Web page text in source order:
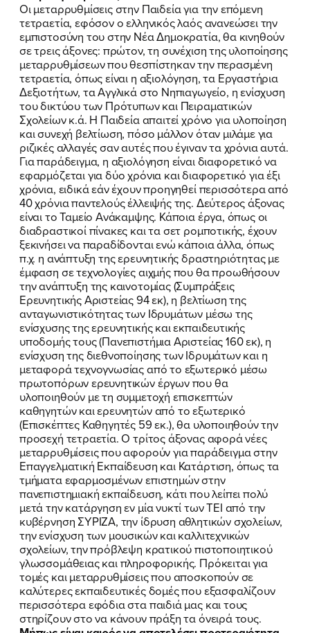
ΠΟΙΑ ΕΙΜΑΙ
ΕΡΓΟ
ΕΚΔΗΛΩΣΕΙΣ
ΝΕΑ
ΕΛΑ ΚΙ ΕΣΥ
FB IN TW YT LN VB TIKTOK
Οι μεταρρυθμίσεις στην Παιδεία για την επόμενη
τετραετία, εφόσον ο ελληνικός λαός ανανεώσει την
εμπιστοσύνη του στην Νέα Δημοκρατία, θα κινηθούν
σε τρεις άξονες: πρώτον, τη συνέχιση της υλοποίησης
μεταρρυθμίσεων που θεσπίστηκαν την περασμένη
τετραετία, όπως είναι η αξιολόγηση, τα Εργαστήρια
Δεξιοτήτων, τα Αγγλικά στο Νηπιαγωγείο, η ενίσχυση
του δικτύου των Πρότυπων και Πειραματικών
Σχολείων κ.ά. Η Παιδεία απαιτεί χρόνο για υλοποίηση
και συνεχή βελτίωση, πόσο μάλλον όταν μιλάμε για
ριζικές αλλαγές σαν αυτές που έγιναν τα χρόνια αυτά.
Για παράδειγμα, η αξιολόγηση είναι διαφορετικό να
εφαρμόζεται για δύο χρόνια και διαφορετικό για έξι
χρόνια, ειδικά εάν έχουν προηγηθεί περισσότερα από
40 χρόνια παντελούς έλλειψής της. Δεύτερος άξονας
είναι το Ταμείο Ανάκαμψης. Κάποια έργα, όπως οι
διαδραστικοί πίνακες και τα σετ ρομποτικής, έχουν
ξεκινήσει να παραδίδονται ενώ κάποια άλλα, όπως
π.χ. η ανάπτυξη της ερευνητικής δραστηριότητας με
έμφαση σε τεχνολογίες αιχμής που θα προωθήσουν
την ανάπτυξη της καινοτομίας (Συμπράξεις
Ερευνητικής Αριστείας 94 εκ), η βελτίωση της
ανταγωνιστικότητας των Ιδρυμάτων μέσω της
ενίσχυσης της ερευνητικής και εκπαιδευτικής
υποδομής τους (Πανεπιστήμια Αριστείας 160 εκ), η
ενίσχυση της διεθνοποίησης των Ιδρυμάτων και η
μεταφορά τεχνογνωσίας από το εξωτερικό μέσω
πρωτοπόρων ερευνητικών έργων που θα
υλοποιηθούν με τη συμμετοχή επισκεπτών
καθηγητών και ερευνητών από το εξωτερικό
(Επισκέπτες Καθηγητές 59 εκ.), θα υλοποιηθούν την
προσεχή τετραετία. Ο τρίτος άξονας αφορά νέες
μεταρρυθμίσεις που αφορούν για παράδειγμα στην
Επαγγελματική Εκπαίδευση και Κατάρτιση, όπως τα
τμήματα εφαρμοσμένων επιστημών στην
πανεπιστημιακή εκπαίδευση, κάτι που λείπει πολύ
μετά την κατάργηση εν μία νυκτί των ΤΕΙ από την
κυβέρνηση ΣΥΡΙΖΑ, την ίδρυση αθλητικών σχολείων,
την ενίσχυση των μουσικών και καλλιτεχνικών
σχολείων, την πρόβλεψη κρατικού πιστοποιητικού
γλωσσομάθειας και πληροφορικής. Πρόκειται για
τομές και μεταρρυθμίσεις που αποσκοπούν σε
καλύτερες εκπαιδευτικές δομές που εξασφαλίζουν
περισσότερα εφόδια στα παιδιά μας και τους
στηρίζουν στο να κάνουν πράξη τα όνειρά τους.